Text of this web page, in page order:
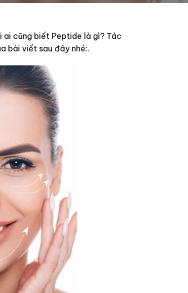
ai cũng biết Peptide là gì? Tác
bài viết sau đây nhé:.